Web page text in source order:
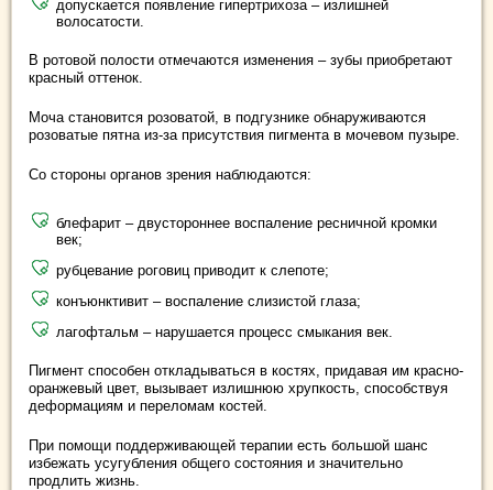
допускается появление гипертрихоза – излишней
волосатости.
В ротовой полости отмечаются изменения – зубы приобретают
красный оттенок.
Моча становится розоватой, в подгузнике обнаруживаются
розоватые пятна из-за присутствия пигмента в мочевом пузыре.
Со стороны органов зрения наблюдаются:
блефарит – двустороннее воспаление ресничной кромки
век;
рубцевание роговиц приводит к слепоте;
конъюнктивит – воспаление слизистой глаза;
лагофтальм – нарушается процесс смыкания век.
Пигмент способен откладываться в костях, придавая им красно-
оранжевый цвет, вызывает излишнюю хрупкость, способствуя
деформациям и переломам костей.
При помощи поддерживающей терапии есть большой шанс
избежать усугубления общего состояния и значительно
продлить жизнь.